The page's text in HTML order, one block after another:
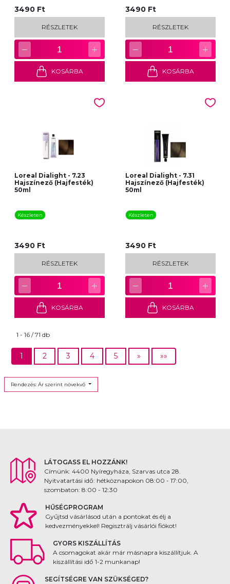
3490 Ft
RÉSZLETEK
− 1 +
KOSÁRBA
3490 Ft
RÉSZLETEK
− 1 +
KOSÁRBA
Loreal Dialight - 7.23
Hajszínező (Hajfesték)
50ml
Készleten
3490 Ft
RÉSZLETEK
− 1 +
KOSÁRBA
Loreal Dialight - 7.31
Hajszínező (Hajfesték)
50ml
Készleten
3490 Ft
RÉSZLETEK
− 1 +
KOSÁRBA
1 - 16 / 71 db
1 2 3 4 5 » »»
Rendezés: Ár szerint növekvő
LÁTOGASS EL HOZZÁNK!
Címünk: 4400 Nyíregyháza, Szarvas utca 28.
Nyitvatartási idő: hétköznapokon 08:00 - 17:00,
szombaton: 8:00 - 12:30
HŰSÉGPROGRAM
Gyűjtsd vásárlásod után a pontokat és élj a
kedvezményekkel! Regisztrálj vásárlói fiókot!
GYORS KISZÁLLÍTÁS
A csomagokat akár már másnapra kiszállítjuk. A
kiszállítási idő 1-2 munkanap!
SEGÍTSÉGRE VAN SZÜKSÉGED?